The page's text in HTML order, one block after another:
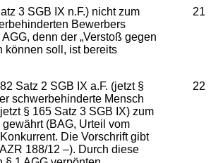
21
3 SGB IX n.F.) nicht zum
Bewerbers
denn der „Verstoß gegen
können soll, ist bereits
22
Satz 2 SGB IX a.F. (jetzt §
schwerbehinderte Mensch
§ 165 Satz 3 SGB IX) zum
gewährt (BAG, Urteil vom
Die Vorschrift gibt
188/12 –). Durch diese